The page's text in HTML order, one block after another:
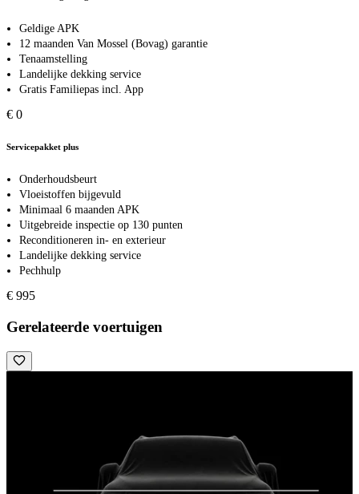
Geldige APK
12 maanden Van Mossel (Bovag) garantie
Tenaamstelling
Landelijke dekking service
Gratis Familiepas incl. App
€ 0
Servicepakket plus
Onderhoudsbeurt
Vloeistoffen bijgevuld
Minimaal 6 maanden APK
Uitgebreide inspectie op 130 punten
Reconditioneren in- en exterieur
Landelijke dekking service
Pechhulp
€ 995
Gerelateerde voertuigen